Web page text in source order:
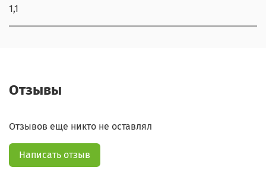
1,1
Отзывы
Отзывов еще никто не оставлял
Написать отзыв